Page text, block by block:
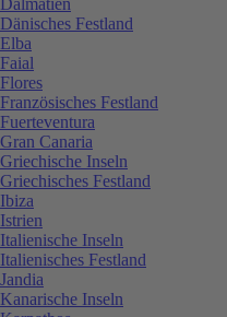
Dänisches Festland
Elba
Faial
Flores
Französisches Festland
Fuerteventura
Gran Canaria
Griechische Inseln
Griechisches Festland
Ibiza
Istrien
Italienische Inseln
Italienisches Festland
Jandia
Kanarische Inseln